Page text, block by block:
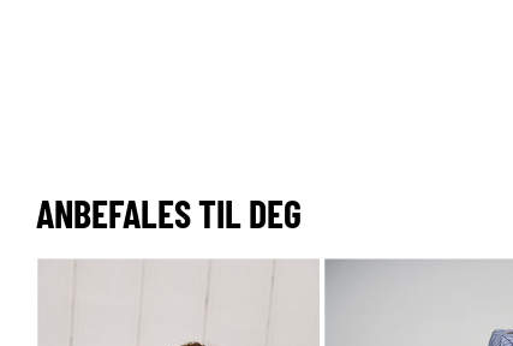
ANBEFALES TIL DEG